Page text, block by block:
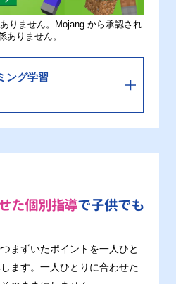
りません。Mojang から承認され
ありません。
ング学習
た個別指導で子供でも
まずいたポイントを一人ひと
ます。一人ひとりに合わせた